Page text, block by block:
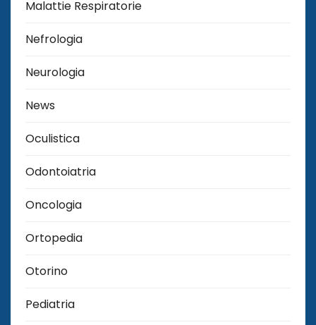
Malattie Respiratorie
Nefrologia
Neurologia
News
Oculistica
Odontoiatria
Oncologia
Ortopedia
Otorino
Pediatria